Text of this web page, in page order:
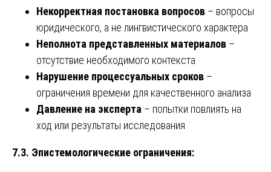
Некорректная постановка вопросов – вопросы
юридического, а не лингвистического характера
Неполнота представленных материалов –
отсутствие необходимого контекста
Нарушение процессуальных сроков –
ограничения времени для качественного анализа
Давление на эксперта – попытки повлиять на
ход или результаты исследования
7.3. Эпистемологические ограничения: